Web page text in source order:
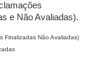
e Não Avaliadas).
Finalizadas Não Avaliadas)